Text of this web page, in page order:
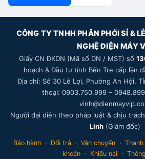
CÔNG TY TNHH PHÂN PHỐI SỈ &
NGHỆ ĐIỆN MÁY
Giấy CN ĐKDN (Mã số DN / MST) số
hoạch & Đầu tư tỉnh Bến Tre cấp lần
Địa chỉ: Số 30 Lê Lợi, Phường An Hội,
thoại: 0903.750.999 –
Người đại diện theo pháp luật & chịu
Linh(Giám đốc)
Bảo hành·Đổi trả · Vận chuyển·
khoản · Khiếu nại ·